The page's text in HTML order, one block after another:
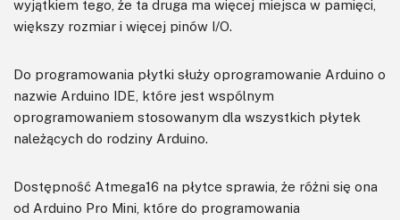
wyjątkiem tego, że ta druga ma więcej miejsca w pamięci,
większy rozmiar i więcej pinów I/O.
Do programowania płytki służy oprogramowanie Arduino o
nazwie Arduino IDE, które jest wspólnym
oprogramowaniem stosowanym dla wszystkich płytek
należących do rodziny Arduino.
Dostępność Atmega16 na płytce sprawia, że różni się ona
od Arduino Pro Mini, które do programowania